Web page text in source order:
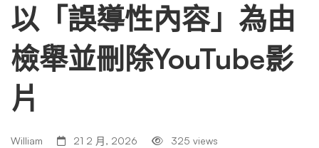
以「誤導性內容」為由
檢舉並刪除YouTube影
片
William 21 2 月, 2026 325 views